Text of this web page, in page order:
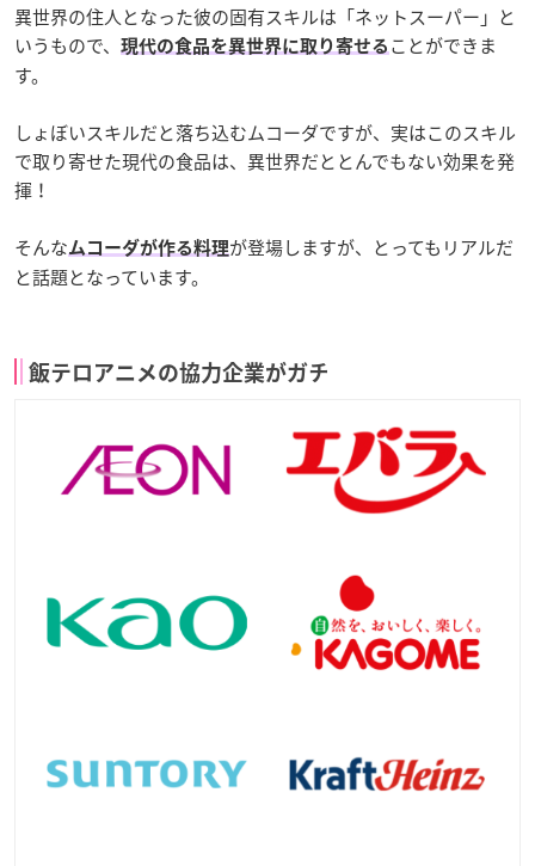
異世界の住人となった彼の固有スキルは「ネットスーパー」と
いうもので、
現代の食品を異世界に取り寄せる ことができま
す。
しょぼいスキルだと落ち込むムコーダですが、実はこのスキル
で取り寄せた現代の食品は、異世界だととんでもない効果を発
揮！
そんなムコーダが作る料理が登場しますが、とってもリアルだ
と話題となっています。
飯テロアニメの協力企業がガチ